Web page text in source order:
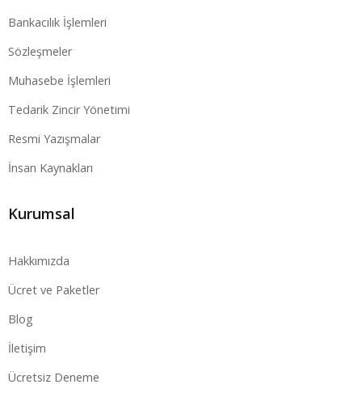
Bankacılık İşlemleri
Sözleşmeler
Muhasebe İşlemleri
Tedarik Zincir Yönetimi
Resmi Yazışmalar
İnsan Kaynakları
Kurumsal
Hakkımızda
Ücret ve Paketler
Blog
İletişim
Ücretsiz Deneme